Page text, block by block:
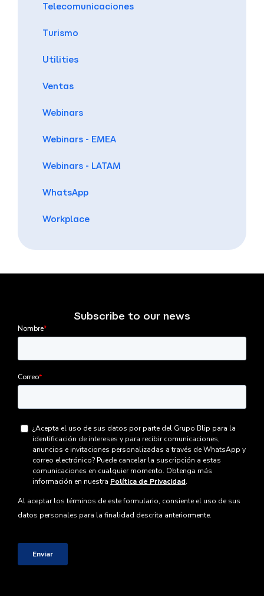
Telecomunicaciones
Turismo
Utilities
Ventas
Webinars
Webinars - EMEA
Webinars - LATAM
WhatsApp
Workplace
Subscribe to our news